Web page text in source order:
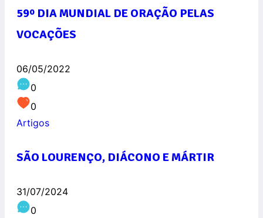
59º DIA MUNDIAL DE ORAÇÃO PELAS
VOCAÇÕES
06/05/2022
0
0
Artigos
SÃO LOURENÇO, DIÁCONO E MÁRTIR
31/07/2024
0